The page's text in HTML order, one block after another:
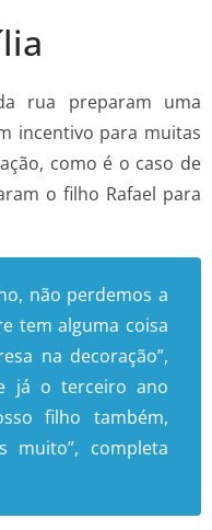
rua preparam uma
incentivo para muitas
como é o caso de
o filho Rafael para
não perdemos a
tem alguma coisa
na decoração”,
já o terceiro ano
filho também,
muito”, completa